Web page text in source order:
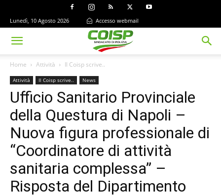
Lunedì, 10 Agosto 2026 Accesso webmail
Home Attività Il Coisp scrive..
Attività Il Coisp scrive.. News
Ufficio Sanitario Provinciale
della Questura di Napoli –
Nuova figura professionale di
“Coordinatore di attività
sanitaria complessa” –
Risposta del Dipartimento